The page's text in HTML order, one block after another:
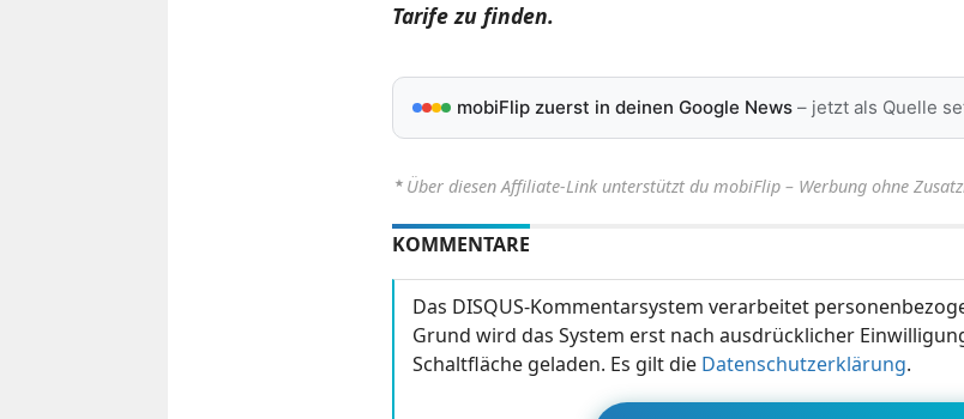
Tarife zu finden.
mobiFlip zuerst in deinen Google News– jetzt als Quelle
⋆ Über diesen Affiliate-Link unterstützt du mobiFlip – Werbung ohne
KOMMENTARE
Das DISQUS-Kommentarsystem verarbeitet
Grund wird das System erst nach ausdrücklicher
Schaltfläche geladen. Es gilt die Datenschutzerklärung.